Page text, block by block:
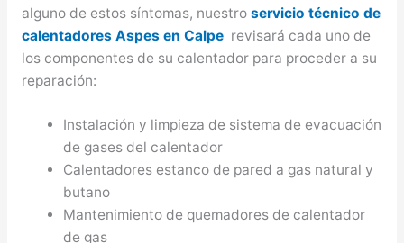
alguno de estos síntomas, nuestro servicio técnico de
calentadores Aspes en Calpe revisará cada uno de
los componentes de su calentador para proceder a su
reparación:
Instalación y limpieza de sistema de evacuación
de gases del calentador
Calentadores estanco de pared a gas natural y
butano
Mantenimiento de quemadores de calentador
de gas